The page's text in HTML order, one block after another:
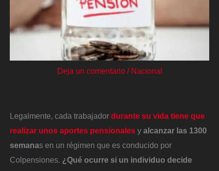
Deja un comentario / Nacional
Legalmente, cada trabajador durante su vida tiene que
realizar unos aportes pensionales y alcanzar las 1300
semanas en un régimen que es conducido por
Colpensiones. ¿Qué ocurre si un individuo decide